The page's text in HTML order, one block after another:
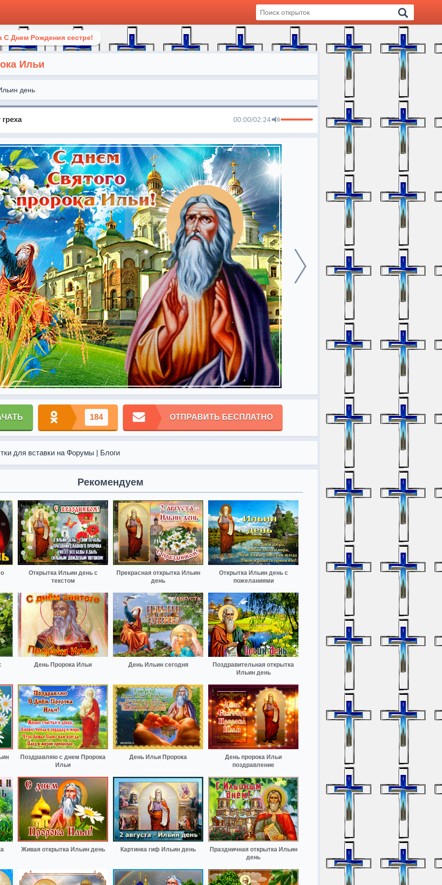
С Днем Рождения сестре!
Ильи
день
00:00/02:24
184 ОТПРАВИТЬ БЕСПЛАТНО
для вставки на Форумы | Блоги
Рекомендуем
Открытка Ильин день с
текстом
Прекрасная открытка Ильин
день
Открытка Ильин день с
пожеланиями
День Пророка Ильи День Ильин сегодня
Поздравительная открытка
Ильин день
Поздравляю с днем Пророка
Ильи
День Ильи Пророка
День пророка Ильи
поздравление
Живая открытка Ильин день Картинка гиф Ильин день
Праздничная открытка Ильин
день